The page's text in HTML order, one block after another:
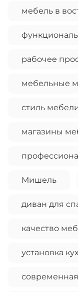
мебель в
рабочее
мебельные
стиль
магазины
Мишель
диван для
качество
установка